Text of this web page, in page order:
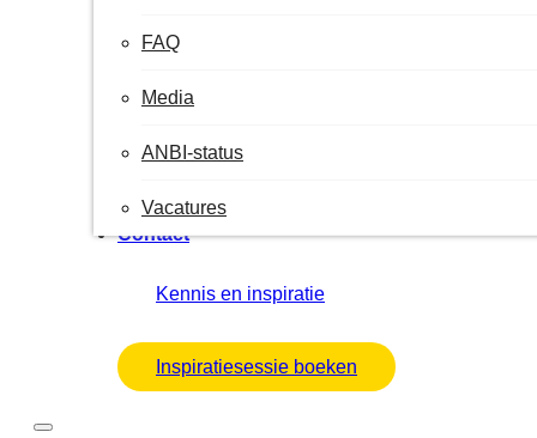
FAQ
Media
ANBI-status
Vacatures
Contact
Kennis en inspiratie
Inspiratiesessie boeken